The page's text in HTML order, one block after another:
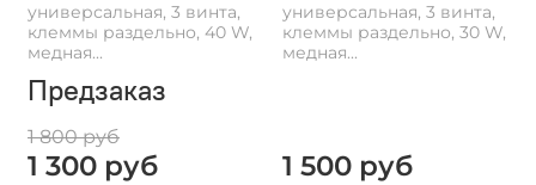
универсальная, 3 винта,
клеммы раздельно, 40 W,
медная...
Предзаказ
1 800 руб
1 300 руб
универсальная, 3 винта,
клеммы раздельно, 30 W,
медная...
1 500 руб